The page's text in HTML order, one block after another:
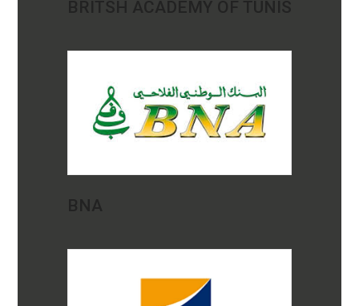
BRITSH ACADEMY OF TUNIS
BNA